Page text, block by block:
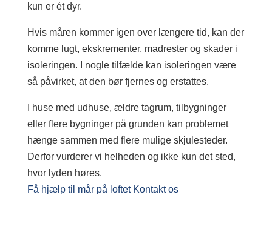
kun er ét dyr.
Hvis måren kommer igen over længere tid, kan der
komme lugt, ekskrementer, madrester og skader i
isoleringen. I nogle tilfælde kan isoleringen være
så påvirket, at den bør fjernes og erstattes.
I huse med udhuse, ældre tagrum, tilbygninger
eller flere bygninger på grunden kan problemet
hænge sammen med flere mulige skjulesteder.
Derfor vurderer vi helheden og ikke kun det sted,
hvor lyden høres.
Få hjælp til mår på loftet Kontakt os